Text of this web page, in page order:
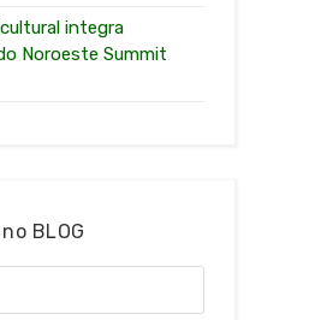
integra
Noroeste Summit
BLOG